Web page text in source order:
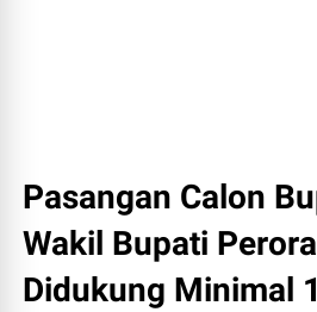
Pasangan Calon
Wakil Bupati
Didukung Minimal